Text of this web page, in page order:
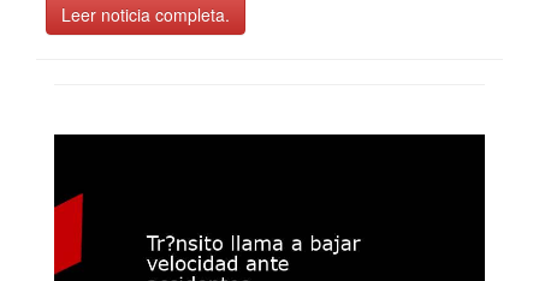
Leer noticia completa.